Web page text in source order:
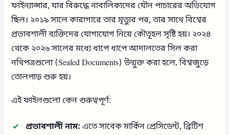
ফাইন্যান্সার, যার বিরুদ্ধে নাবালিকাদের যৌন পাচারের অভিযোগ
ছিল। ২০১৯ সালে কারাগারে তার মৃত্যুর পর, তার সাথে বিশ্বের
প্রভাবশালী ব্যক্তিদের যোগাযোগ নিয়ে কৌতূহল সৃষ্টি হয়। ২০২৪
থেকে ২০২৬ সালের মধ্যে ধাপে ধাপে আদালতের সিল করা
নথিপত্রগুলো (Sealed Documents) উন্মুক্ত করা হলে, বিশ্বজুড়ে
তোলপাড় শুরু হয়।
এই ফাইলগুলো কেন গুরুত্বপূর্ণ:
প্রভাবশালী নাম: এতে সাবেক মার্কিন প্রেসিডেন্ট, ব্রিটিশ